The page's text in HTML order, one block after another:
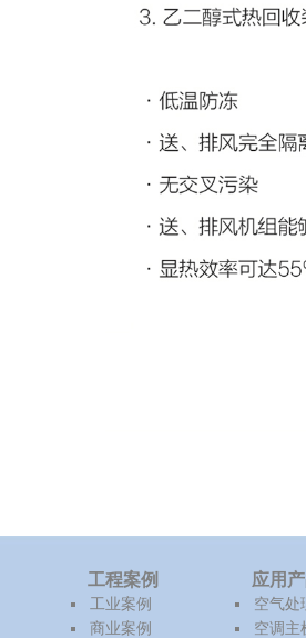
工程案例
工业案例
商业案例
应用
空气处
空调主